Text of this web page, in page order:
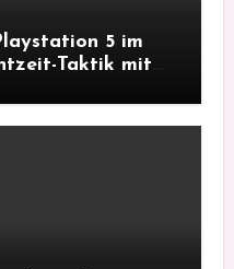
5 im
Taktik mit